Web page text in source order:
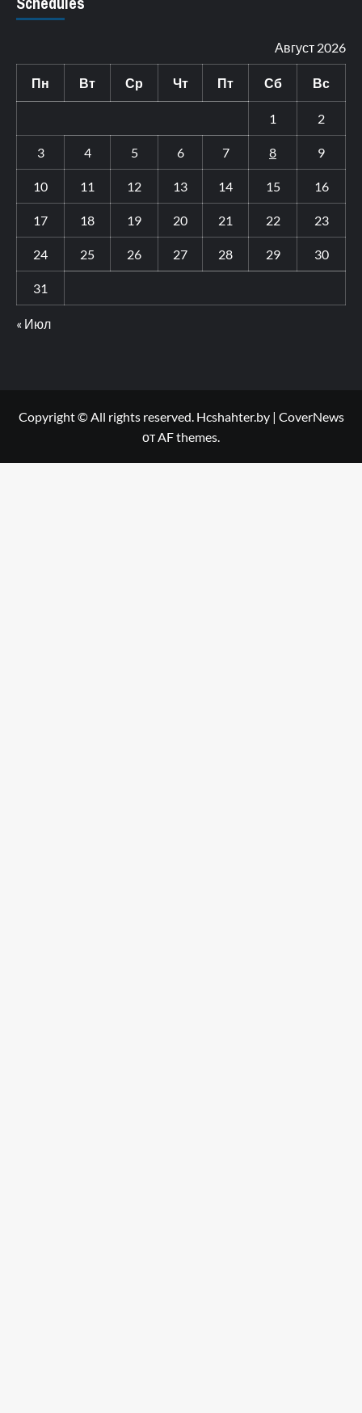
Август 2026
Пн Вт Ср Чт Пт Сб Вс
1 2
3 4 5 6 7 8 9
10 11 12 13 14 15 16
17 18 19 20 21 22 23
24 25 26 27 28 29 30
31
« Июл
Copyright © All rights reserved. Hcshahter.by | CoverNews
от AF themes.